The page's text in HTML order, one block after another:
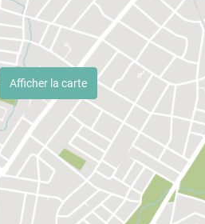
Afficher la carte